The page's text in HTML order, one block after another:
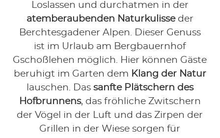
Loslassen und durchatmen in der
atemberaubenden Naturkulisse der
Berchtesgadener Alpen. Dieser Genuss
ist im Urlaub am Bergbauernhof
Gschoßlehen möglich. Hier können Gäste
beruhigt im Garten dem Klang der Natur
lauschen. Das sanfte Plätschern des
Hofbrunnens, das fröhliche Zwitschern
der Vögel in der Luft und das Zirpen der
Grillen in der Wiese sorgen für